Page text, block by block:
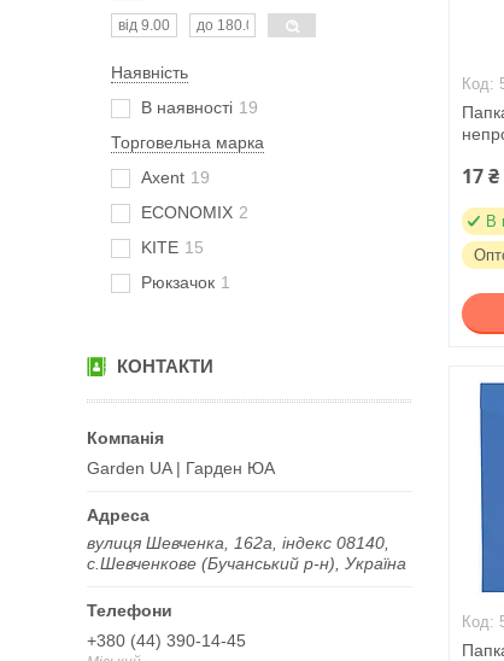
Наявність
В наявності 19
Торговельна марка
Axent 19
ECONOMIX 2
KITE 15
Рюкзачок 1
КОНТАКТИ
Garden UA | Гарден ЮА
вулиця Шевченка, 162а, індекс 08140,
с.Шевченкове (Бучанський р-н), Україна
+380 (44) 390-14-45
17 ₴
В